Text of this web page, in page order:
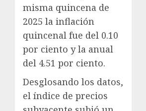
misma quincena de
2025 la inflación
quincenal fue del 0.10
por ciento y la anual
del 4.51 por ciento.
Desglosando los datos,
el índice de precios